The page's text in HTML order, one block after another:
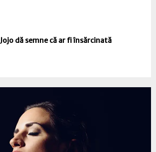
Jojo dă semne că ar fi însărcinată